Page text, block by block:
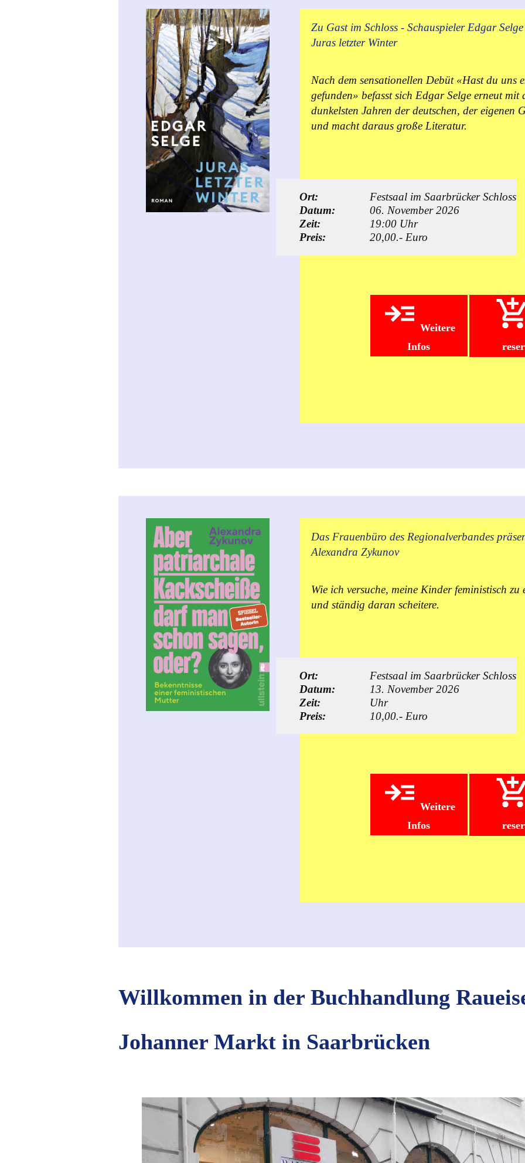
Zu Gast im Schloss - Schauspieler Edgar
Juras letzter Winter
Nach dem sensationellen Debüt «Hast du uns
gefunden» befasst sich Edgar Selge erneut mit
dunkelsten Jahren der deutschen, der eigenen
und macht daraus große Literatur.
Ort:
Datum:
Zeit:
Preis:
Festsaal im Saarbrücker Schloss
06. November 2026
19:00 Uhr
20,00.- Euro
Weitere
Infos
Das Frauenbüro des Regionalverbandes
Alexandra Zykunov
Wie ich versuche, meine Kinder feministisch zu
und ständig daran scheitere.
Ort:
Datum:
Zeit:
Preis:
Festsaal im Saarbrücker Schloss
13. November 2026
Uhr
10,00.- Euro
Weitere
Infos
Willkommen in der Buchhandlung
Johanner Markt in Saarbrücken